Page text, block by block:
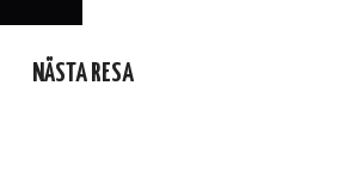
NÄSTA RESA